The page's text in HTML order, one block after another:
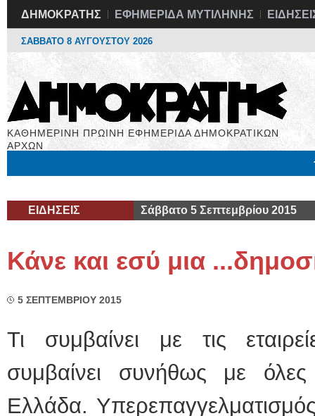
ΔΗΜΟΚΡΑΤΗΣ ΕΦΗΜΕΡΙΔΑ ΜΥΤΙΛΗΝΗΣ
ΣΑΒΒΑΤΟ 8 ΑΥΓΟΥΣΤΟΥ 2026
ΚΑΘΗΜΕΡΙΝΗ ΠΡΩΙΝΗ ΕΦΗΜΕΡΙΔΑ ΔΗΜΟΚΡΑΤΙΚΩΝ
ΑΡΧΩΝ
ΕΙΔΗΣΕΙΣ Σάββατο 5 Σεπτεμβρίου 2015
Κάνε και εσύ μια
5 ΣΕΠΤΕΜΒΡΙΟΥ 2015
Τι συμβαίνει με τις
συμβαίνει συνήθως με όλες
Ελλάδα.